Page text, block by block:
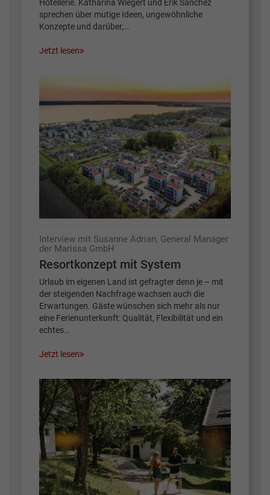
Hotellerie. Katharina Wiegert und Erik Sanchez
sprechen über mutige Ideen, ungewöhnliche
Konzepte und darüber,…
Jetzt lesen
Interview mit Susanne Adrian, General Manager
der Marissa GmbH
Resortkonzept mit System
Urlaub im eigenen Land ist gefragter denn je – mit
der steigenden Nachfrage wachsen auch die
Erwartungen. Gäste wünschen sich mehr als nur
eine Ferienunterkunft: Qualität, Flexibilität und ein
echtes…
Jetzt lesen